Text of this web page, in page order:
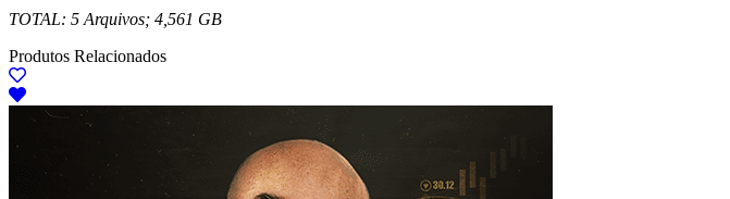
TOTAL: 5 Arquivos; 4,561 GB
Produtos Relacionados